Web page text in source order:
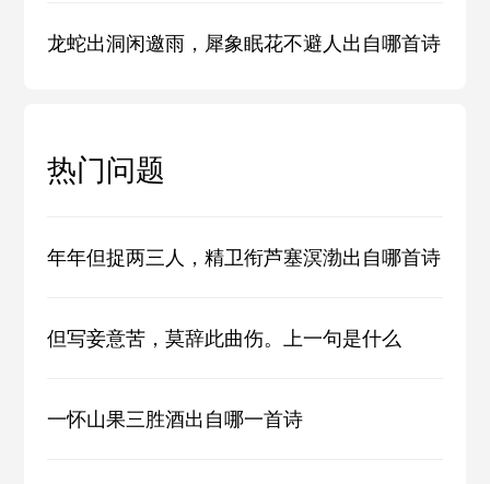
龙蛇出洞闲邀雨，犀象眠花不避人出自哪首诗
热门问题
年年但捉两三人，精卫衔芦塞溟渤出自哪首诗
但写妾意苦，莫辞此曲伤。上一句是什么
一怀山果三胜酒出自哪一首诗